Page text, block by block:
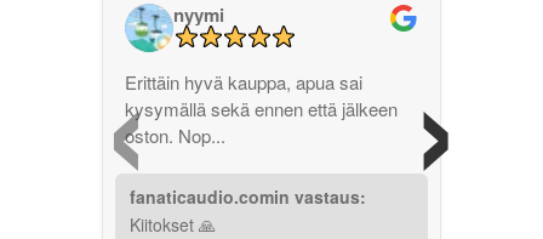
‹
nyymi
Erittäin hyvä kauppa, apua sai
kysymällä sekä ennen että jälkeen
oston. Nop...
fanaticaudio.comin vastaus:
Kiitokset 🙏
›